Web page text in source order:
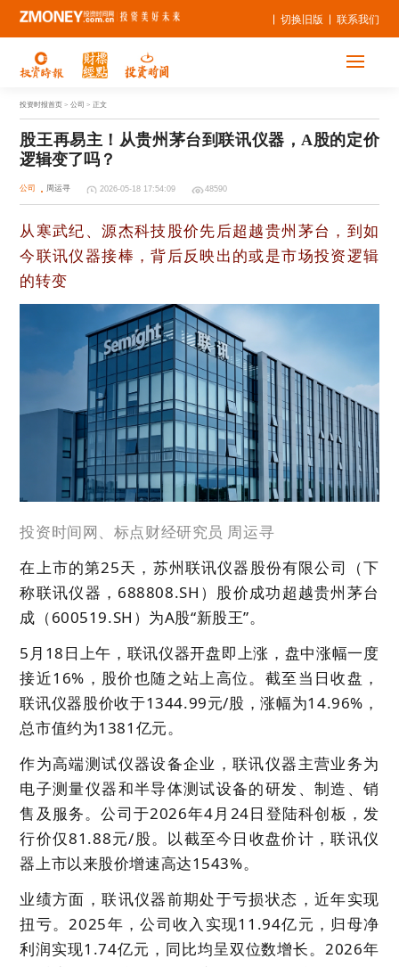
联系我们
切换旧版
投资时报首页 > 公司 > 正文
股王再易主！从贵州茅台到联讯仪器，A股的定价
逻辑变了吗？
公司 周运寻 2026-05-18 17:54:09 48590
从寒武纪、源杰科技股价先后超越贵州茅台，到如
今联讯仪器接棒，背后反映出的或是市场投资逻辑
的转变
投资时间网、标点财经研究员 周运寻
在上市的第25天，苏州联讯仪器股份有限公司（下
称联讯仪器，688808.SH）股价成功超越贵州茅台
成（600519.SH）为A股“新股王”。
5月18日上午，联讯仪器开盘即上涨，盘中涨幅一度
接近16%，股价也随之站上高位。截至当日收盘，
联讯仪器股价收于1344.99元/股，涨幅为14.96%，
总市值约为1381亿元。
作为高端测试仪器设备企业，联讯仪器主营业务为
电子测量仪器和半导体测试设备的研发、制造、销
售及服务。公司于2026年4月24日登陆科创板，发
行价仅81.88元/股。以截至今日收盘价计，联讯仪
器上市以来股价增速高达1543%。
业绩方面，联讯仪器前期处于亏损状态，近年实现
扭亏。2025年，公司收入实现11.94亿元，归母净
利润实现1.74亿元，同比均呈双位数增长。2026年